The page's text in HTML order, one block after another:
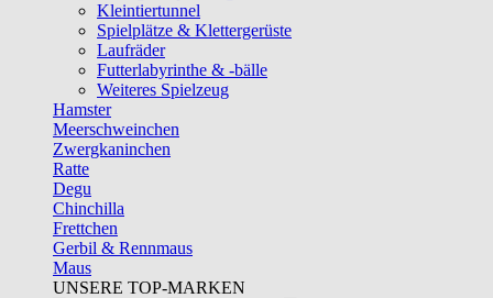
Kleintiertunnel
Spielplätze & Klettergerüste
Laufräder
Futterlabyrinthe & -bälle
Weiteres Spielzeug
Hamster
Meerschweinchen
Zwergkaninchen
Ratte
Degu
Chinchilla
Frettchen
Gerbil & Rennmaus
Maus
UNSERE TOP-MARKEN